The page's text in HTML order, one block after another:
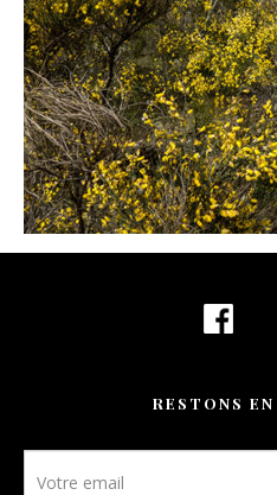
ACTIVITÉS
GALERIE
NOS TARIFS
CONTACT
RÉSERVATION
RESTONS
Newsletter